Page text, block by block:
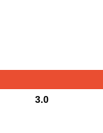
3.0